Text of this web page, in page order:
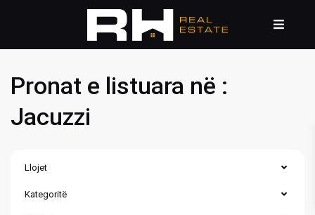
Pronat e listuara në :
Jacuzzi
Llojet
Kategoritë